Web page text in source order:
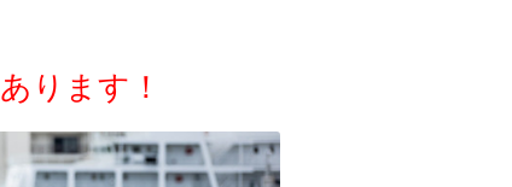
ります！